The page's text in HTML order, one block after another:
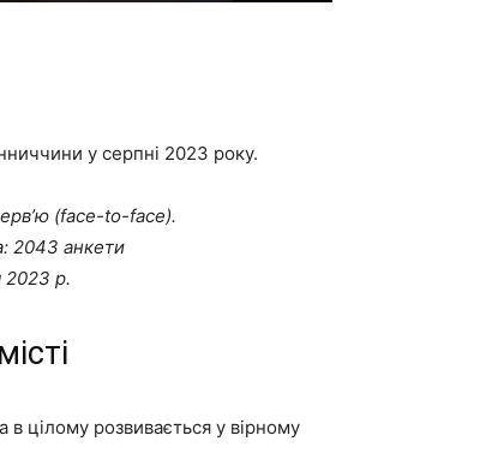
у серпні 2023 року.
(face-to-face).
2043 анкети
2023 р.
цілому розвивається у вірному